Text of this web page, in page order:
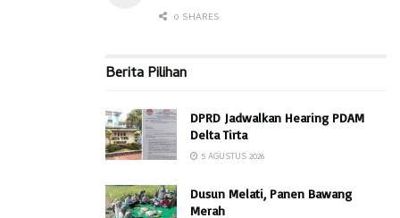
0 SHARES
Berita Pilihan
DPRD Jadwalkan Hearing PDAM
Delta Tirta
5 AGUSTUS 2026
Dusun Melati, Panen Bawang
Merah